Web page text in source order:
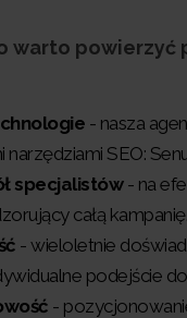
warto powierzyć
- nasza
narzędziami SEO:
specjalistów- na
całą
- wieloletnie
podejście
-